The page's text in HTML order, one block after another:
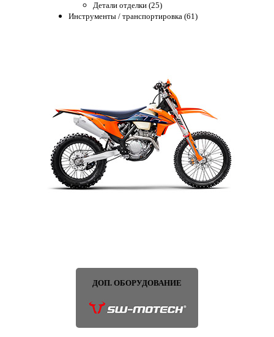
Детали отделки (25)
Инструменты / транспортировка (61)
ДОП. ОБОРУДОВАНИЕ